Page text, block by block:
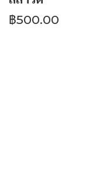
฿500.00